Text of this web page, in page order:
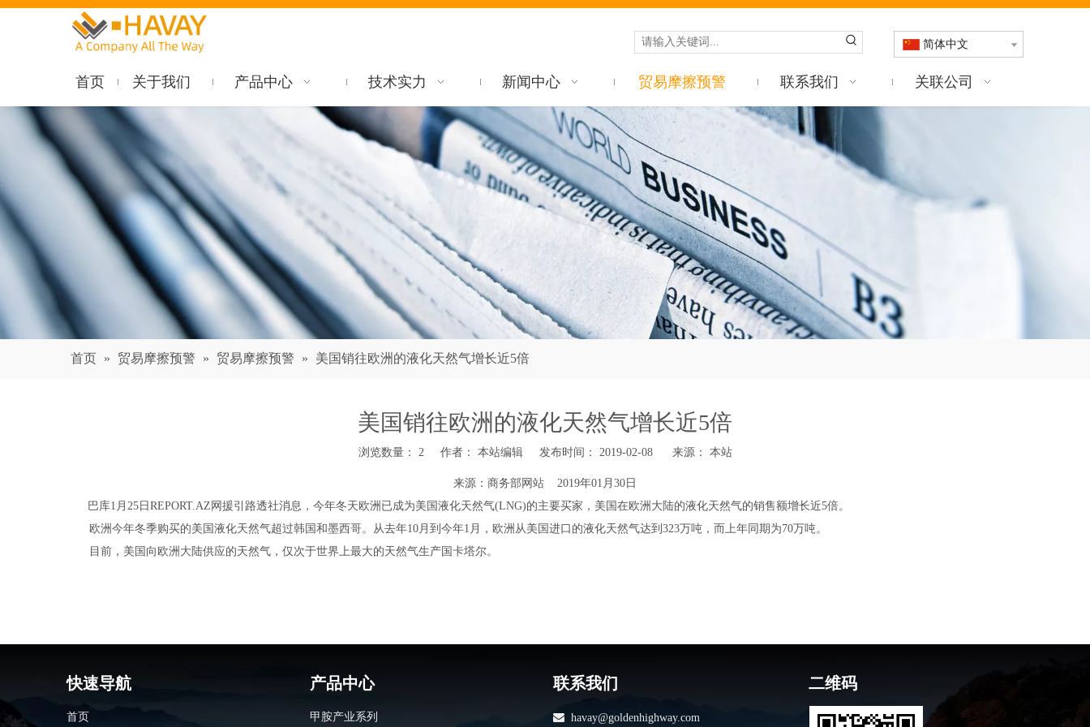
简体中文
首页 关于我们 产品中心 技术实力 新闻中心 贸易摩擦预警 联系我们 关联公司
首页 » 贸易摩擦预警 » 贸易摩擦预警 » 美国销往欧洲的液化天然气增长近5倍
美国销往欧洲的液化天然气增长近5倍
浏览数量： 2作者： 本站编辑 发布时间： 2019-02-08 来源： 本站
来源：商务部网站 2019年01月30日
巴库1月25日REPORT.AZ网援引路透社消息，今年冬天欧洲已成为美国液化天然气(LNG)的主要买家，美国在欧洲大陆的液化天然气的销售额增长近5倍。
欧洲今年冬季购买的美国液化天然气超过韩国和墨西哥。从去年10月到今年1月，欧洲从美国进口的液化天然气达到323万吨，而上年同期为70万吨。
目前，美国向欧洲大陆供应的天然气，仅次于世界上最大的天然气生产国卡塔尔。
快速导航
首页
产品中心
甲胺产业系列
联系我们
 havay@goldenhighway.com
二维码